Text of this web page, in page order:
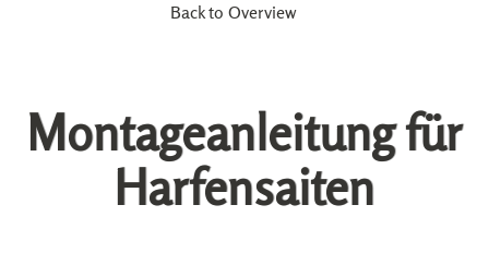
Back to Overview
Montageanleitung für
Harfensaiten